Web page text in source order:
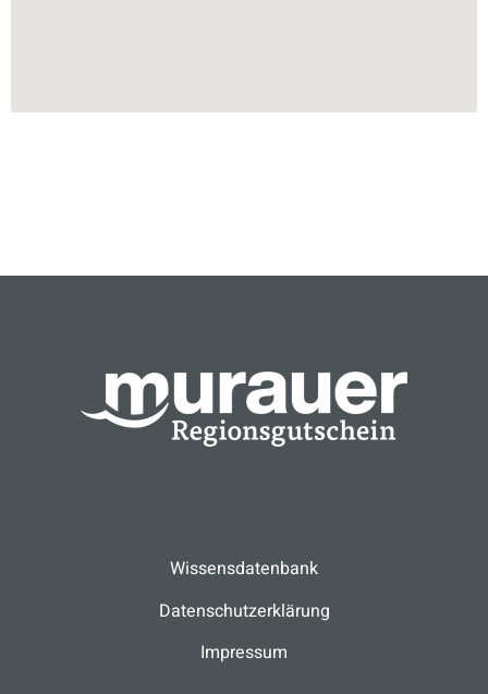
Wissensdatenbank
Datenschutzerklärung
Impressum